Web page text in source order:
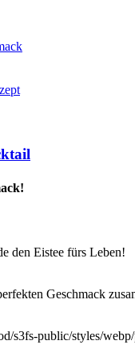
den Eistee fürs Leben!
Geschmack